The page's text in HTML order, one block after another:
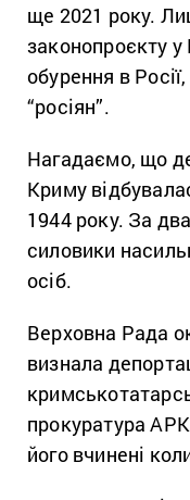
ще 2021 року.
законопроєкту
обурення в
“росіян”.
Нагадаємо, що д
Криму
1944 року. За
силовики
осіб.
Верховна Рада
визнала
прокуратура
його вчинені